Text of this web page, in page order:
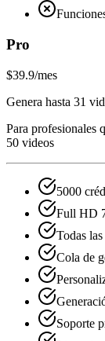
Pro
$39.9/mes
Genera hasta 31
Para profesionales
50 videos
5000
Full HD
Todas
Cola de
Soporte